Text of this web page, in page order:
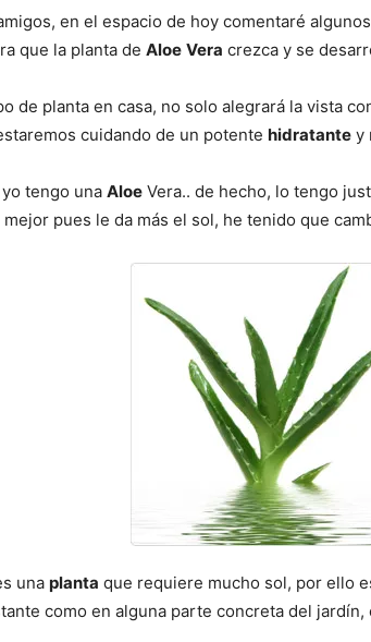
en el espacio de hoy comentaré
que la planta de Aloe Vera crezca y se
de planta en casa, no solo alegrará la vista
cuidando de un potente hidratante y
tengo una Aloe Vera.. de hecho, lo tengo
pues le da más el sol, he tenido que
una planta que requiere mucho sol, por ello
como en alguna parte concreta del jardín,